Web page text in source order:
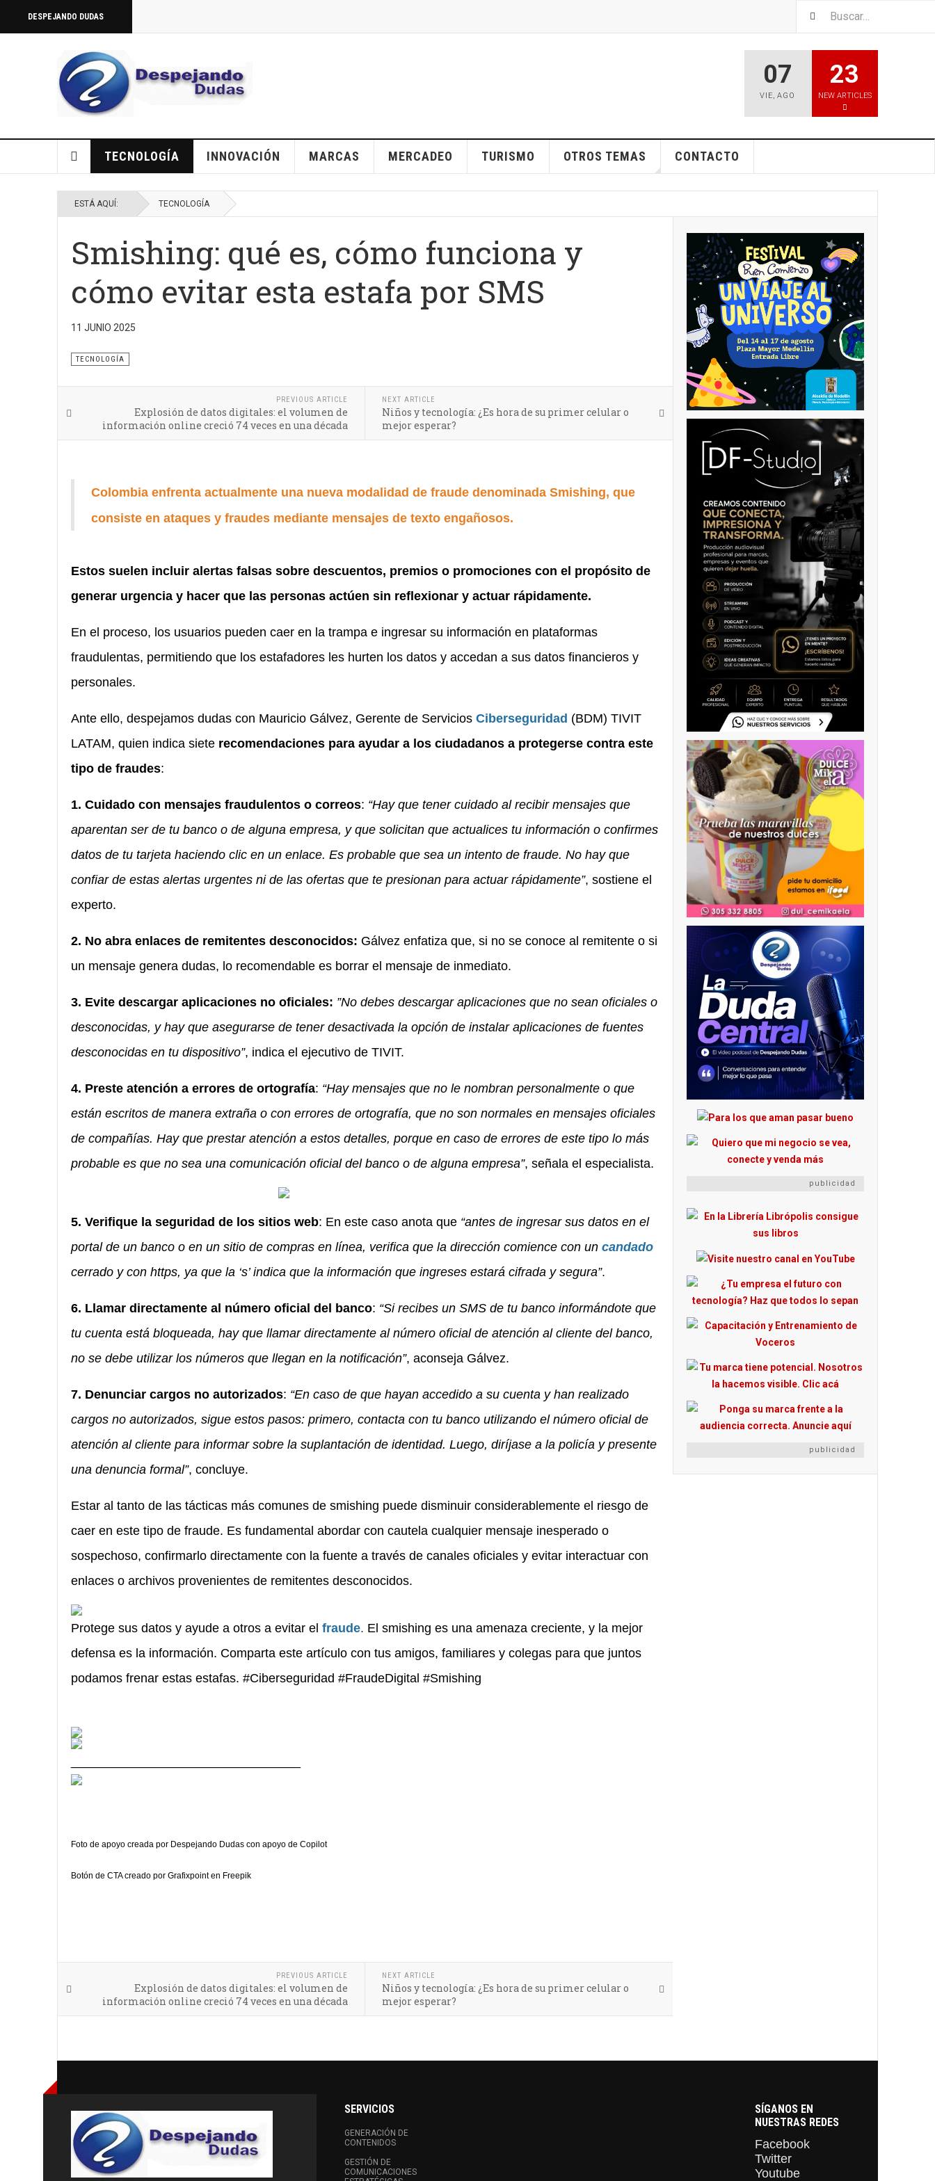
DESPEJANDO DUDAS
07
VIE,AGO
23
NEW ARTICLES
TECNOLOGÍA INNOVACIÓN MARCAS MERCADEO TURISMO OTROS TEMAS CONTACTO
ESTÁ AQUÍ: TECNOLOGÍA
Smishing: qué es, cómo funciona y
cómo evitar esta estafa por SMS
11 JUNIO 2025
Smishing: el fraude digital que llega por SMS. Mensajes engañosos pueden robar sus datos personales y financieros. Aprenda
TECNOLOGÍA
PREVIOUS ARTICLE
Explosión de datos digitales: el volumen de
información online creció 74 veces en una década
NEXT ARTICLE
Niños y tecnología: ¿Es hora de su primer celular o
mejor esperar?
Colombia enfrenta actualmente una nueva modalidad de fraude denominada Smishing, que
consiste en ataques y fraudes mediante mensajes de texto engañosos.
Estos suelen incluir alertas falsas sobre descuentos, premios o promociones con el propósito de
generar urgencia y hacer que las personas actúen sin reflexionar y actuar rápidamente.
En el proceso, los usuarios pueden caer en la trampa e ingresar su información en plataformas
fraudulentas, permitiendo que los estafadores les hurten los datos y accedan a sus datos financieros y
personales.
Ante ello, despejamos dudas con Mauricio Gálvez, Gerente de Servicios Ciberseguridad (BDM) TIVIT
LATAM, quien indica siete recomendaciones para ayudar a los ciudadanos a protegerse contra este
tipo de fraudes:
1. Cuidado con mensajes fraudulentos o correos: “Hay que tener cuidado al recibir mensajes que
aparentan ser de tu banco o de alguna empresa, y que solicitan que actualices tu información o confirmes
datos de tu tarjeta haciendo clic en un enlace. Es probable que sea un intento de fraude. No hay que
confiar de estas alertas urgentes ni de las ofertas que te presionan para actuar rápidamente”, sostiene el
experto.
2. No abra enlaces de remitentes desconocidos: Gálvez enfatiza que, si no se conoce al remitente o si
un mensaje genera dudas, lo recomendable es borrar el mensaje de inmediato.
3. Evite descargar aplicaciones no oficiales: ”No debes descargar aplicaciones que no sean oficiales o
desconocidas, y hay que asegurarse de tener desactivada la opción de instalar aplicaciones de fuentes
desconocidas en tu dispositivo”, indica el ejecutivo de TIVIT.
4. Preste atención a errores de ortografía: “Hay mensajes que no le nombran personalmente o que
están escritos de manera extraña o con errores de ortografía, que no son normales en mensajes oficiales
de compañías. Hay que prestar atención a estos detalles, porque en caso de errores de este tipo lo más
probable es que no sea una comunicación oficial del banco o de alguna empresa”, señala el especialista.
5. Verifique la seguridad de los sitios web: En este caso anota que “antes de ingresar sus datos en el
portal de un banco o en un sitio de compras en línea, verifica que la dirección comience con un candado
cerrado y con https, ya que la ‘s’ indica que la información que ingreses estará cifrada y segura”.
6. Llamar directamente al número oficial del banco: “Si recibes un SMS de tu banco informándote que
tu cuenta está bloqueada, hay que llamar directamente al número oficial de atención al cliente del banco,
no se debe utilizar los números que llegan en la notificación”, aconseja Gálvez.
7. Denunciar cargos no autorizados: “En caso de que hayan accedido a su cuenta y han realizado
cargos no autorizados, sigue estos pasos: primero, contacta con tu banco utilizando el número oficial de
atención al cliente para informar sobre la suplantación de identidad. Luego, diríjase a la policía y presente
una denuncia formal”, concluye.
Estar al tanto de las tácticas más comunes de smishing puede disminuir considerablemente el riesgo de
caer en este tipo de fraude. Es fundamental abordar con cautela cualquier mensaje inesperado o
sospechoso, confirmarlo directamente con la fuente a través de canales oficiales y evitar interactuar con
enlaces o archivos provenientes de remitentes desconocidos.
Protege sus datos y ayude a otros a evitar el fraude. El smishing es una amenaza creciente, y la mejor
defensa es la información. Comparta este artículo con tus amigos, familiares y colegas para que juntos
podamos frenar estas estafas. #Ciberseguridad #FraudeDigital #Smishing
Foto de apoyo creada por Despejando Dudas con apoyo de Copilot
Botón de CTA creado por Grafixpoint en Freepik
PREVIOUS ARTICLE
Explosión de datos digitales: el volumen de
información online creció 74 veces en una década
NEXT ARTICLE
Niños y tecnología: ¿Es hora de su primer celular o
mejor esperar?
publicidad
publicidad
SERVICIOS
GENERACIÓN DE
CONTENIDOS
GESTIÓN DE
COMUNICACIONES
SÍGANOS EN
NUESTRAS REDES
Facebook
Twitter
Youtube